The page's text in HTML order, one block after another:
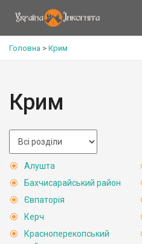
Головна > Крим
Крим
Алушта
Бахчисарайський район
Євпаторія
Керч
Красноперекопський